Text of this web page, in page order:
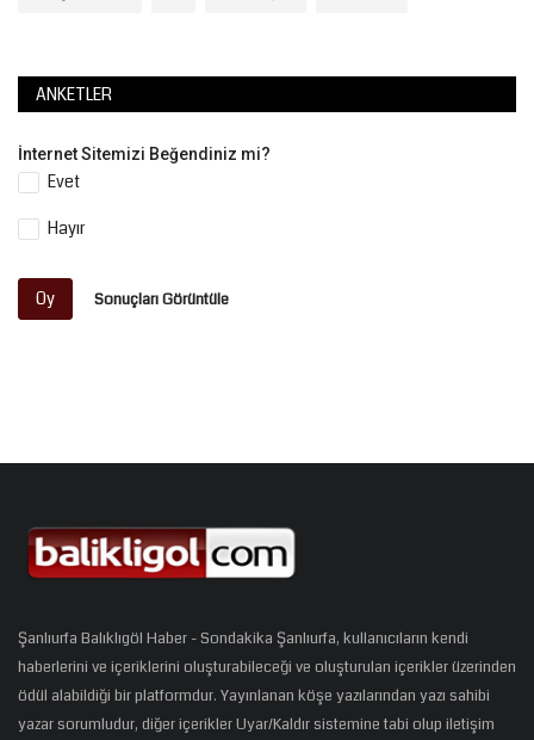
ANKETLER
İnternet Sitemizi Beğendiniz mi?
Evet
Hayır
Oy Sonuçları Görüntüle
Şanlıurfa Balıklıgöl Haber - Sondakika Şanlıurfa, kullanıcıların kendi
haberlerini ve içeriklerini oluşturabileceği ve oluşturulan içerikler üzerinden
ödül alabildiği bir platformdur. Yayınlanan köşe yazılarından yazı sahibi
yazar sorumludur, diğer içerikler Uyar/Kaldır sistemine tabi olup iletişim